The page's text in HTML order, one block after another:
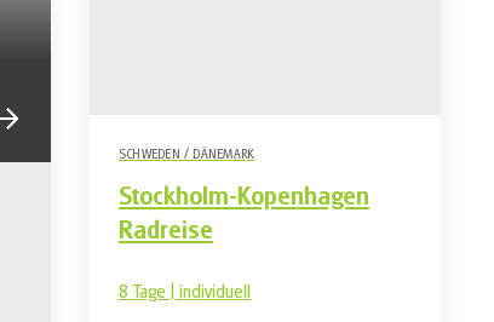
SCHWEDEN / DÄNEMARK
Stockholm-Kopenhagen
Radreise
8 Tage | individuell